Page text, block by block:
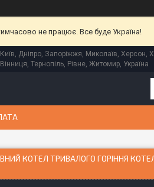
не працює. Все буде Україна!
Київ, Дніпро, Запоріжжя, Миколаїв, Херсон,
Вінниця, Тернопіль, Рівне, Житомир, Україна
КОТЕЛ ТРИВАЛОГО ГОРІННЯ